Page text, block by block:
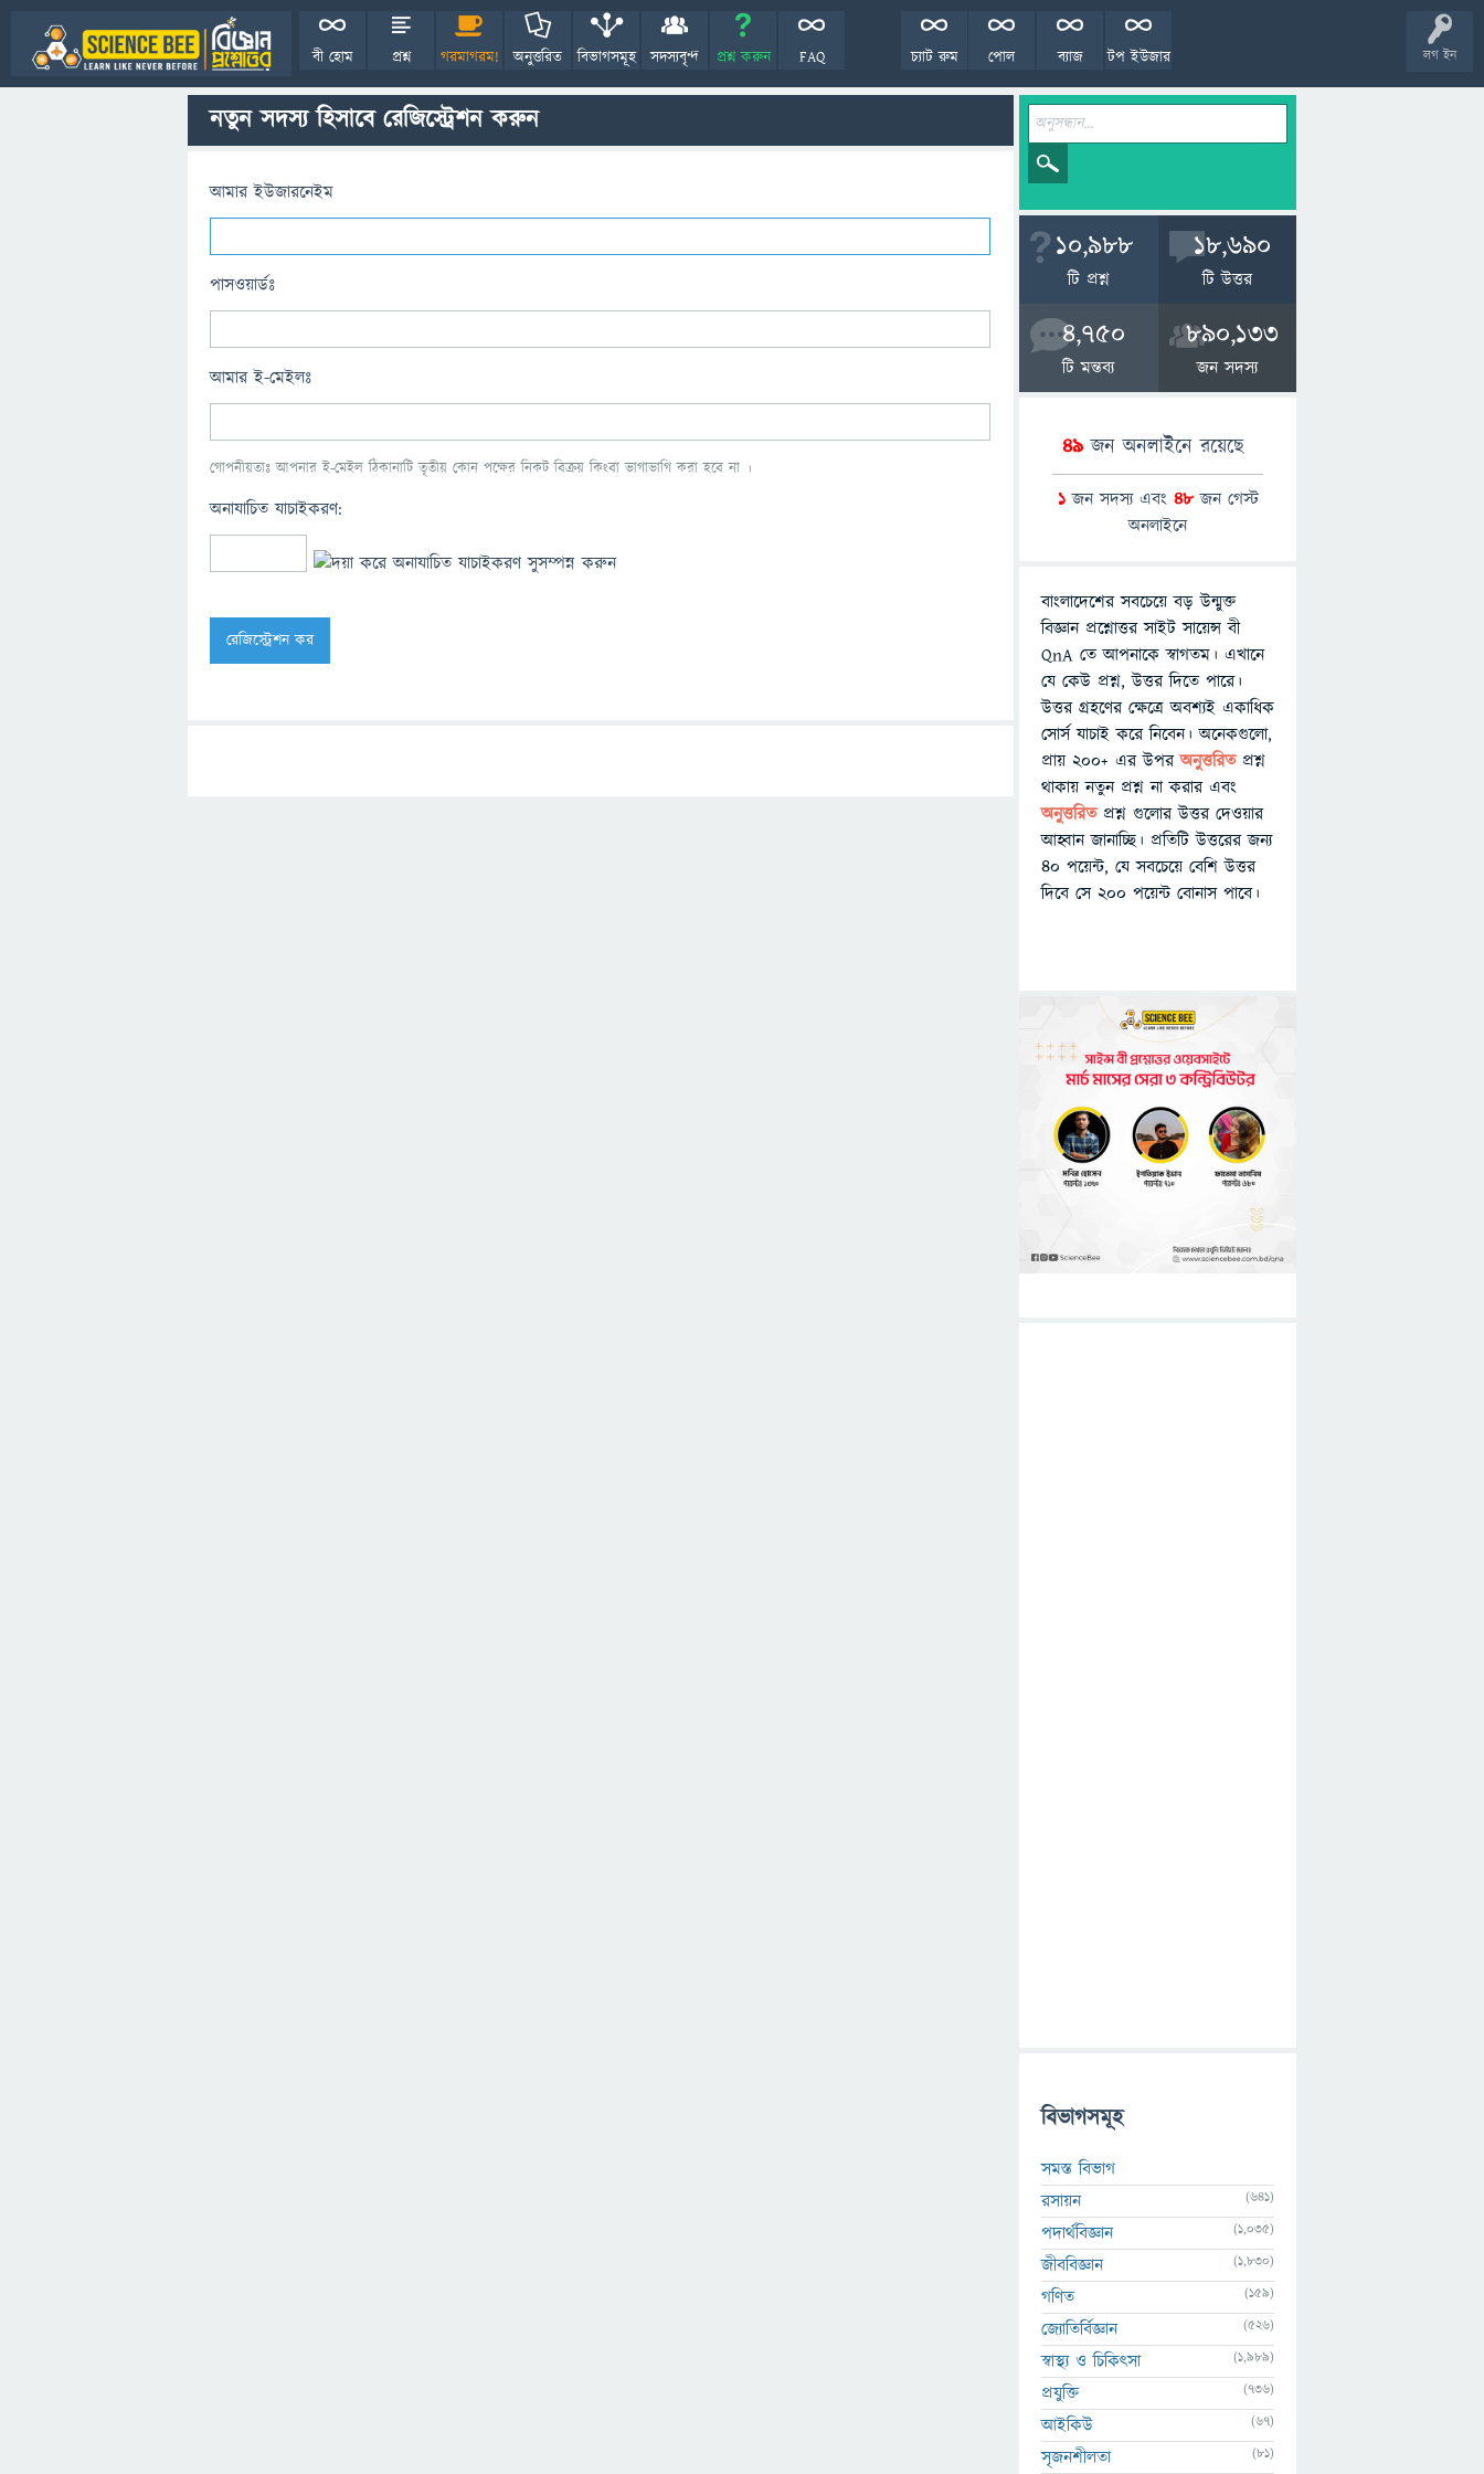
লগ ইন
বী হোম প্রশ্ন গরমাগরম! অনুত্তরিত বিভাগসমূহ সদস্যবৃন্দ প্রশ্ন করুন FAQ টপ ইউজার
ব্যাজ
পোল
চ্যাট রুম
নতুন সদস্য হিসাবে রেজিস্ট্রেশন করুন
আমার ইউজারনেইম
পাসওয়ার্ডঃ
আমার ই-মেইলঃ
গোপনীয়তাঃ আপনার ই-মেইল ঠিকানাটি তৃতীয় কোন পক্ষের নিকট বিক্রয় কিংবা ভাগাভাগি করা হবে না ।
অনাযাচিত যাচাইকরণ:
10,988
টি প্রশ্ন
18,690
টি উত্তর
4,750
টি মন্তব্য
890,133
জন সদস্য
49 জন অনলাইনে রয়েছে
1জন সদস্য এবং 48জন গেস্ট
অনলাইনে
বাংলাদেশের সবচেয়ে বড় উন্মুক্ত
বিজ্ঞান প্রশ্নোত্তর সাইট সায়েন্স বী
QnA তে আপনাকে স্বাগতম। এখানে
যে কেউ প্রশ্ন, উত্তর দিতে পারে।
উত্তর গ্রহণের ক্ষেত্রে অবশ্যই একাধিক
সোর্স যাচাই করে নিবেন। অনেকগুলো,
প্রায় ২০০+ এর উপরঅনুত্তরিতপ্রশ্ন
থাকায় নতুন প্রশ্ন না করার এবং
অনুত্তরিত প্রশ্ন গুলোর উত্তর দেওয়ার
আহ্বান জানাচ্ছি। প্রতিটি উত্তরের জন্য
৪০ পয়েন্ট, যে সবচেয়ে বেশি উত্তর
দিবে সে ২০০ পয়েন্ট বোনাস পাবে।
বিভাগসমূহ
সমস্ত বিভাগ
রসায়ন
(641)
পদার্থবিজ্ঞান (1,035)
জীববিজ্ঞান (1,830)
গণিত (159)
জ্যোতির্বিজ্ঞান (526)
স্বাস্থ্য ও চিকিৎসা (1,989)
প্রযুক্তি (736)
আইকিউ (67)
সৃজনশীলতা (81)